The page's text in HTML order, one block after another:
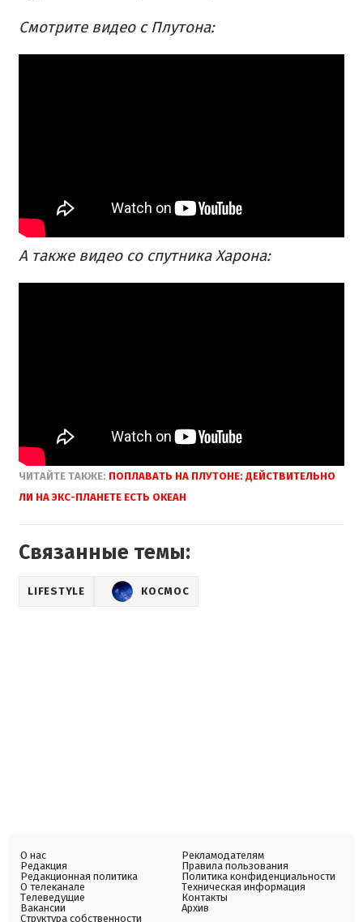
Смотрите видео с Плутона:
А также видео со спутника Харона:
ЧИТАЙТЕ ТАКЖЕ: ПОПЛАВАТЬ НА ПЛУТОНЕ: ДЕЙСТВИТЕЛЬНО
ЛИ НА ЭКС-ПЛАНЕТЕ ЕСТЬ ОКЕАН
Связанные темы:
LIFESTYLE КОСМОС
О нас
Редакция
Редакционная политика
О телеканале
Телеведущие
Вакансии
Структура собственности
Рекламодателям
Правила пользования
Политика конфиденциальности
Техническая информация
Контакты
Архив